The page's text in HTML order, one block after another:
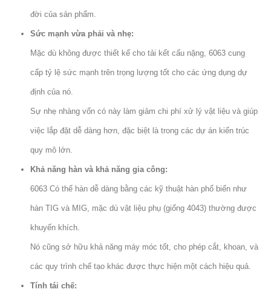
đời của sản phẩm.
Sức mạnh vừa phải và nhẹ:
Mặc dù không được thiết kế cho tải kết cấu nặng, 6063 cung
cấp tỷ lệ sức mạnh trên trọng lượng tốt cho các ứng dụng dự
định của nó.
Sự nhẹ nhàng vốn có này làm giảm chi phí xử lý vật liệu và giúp
việc lắp đặt dễ dàng hơn, đặc biệt là trong các dự án kiến ​​trúc
quy mô lớn.
Khả năng hàn và khả năng gia công:
6063 Có thể hàn dễ dàng bằng các kỹ thuật hàn phổ biến như
hàn TIG và MIG, mặc dù vật liệu phụ (giống 4043) thường được
khuyến khích.
Nó cũng sở hữu khả năng máy móc tốt, cho phép cắt, khoan, và
các quy trình chế tạo khác được thực hiện một cách hiệu quả.
Tính tái chế: